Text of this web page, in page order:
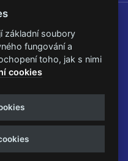
PRAGOKONCERT BOHEMIA, a.s.
creatia.tech s.r.o. a
základní soubory
fungování a
toho, jak s nimi
cookies